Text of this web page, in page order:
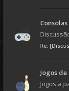
Re:
Jogos
Jogos a